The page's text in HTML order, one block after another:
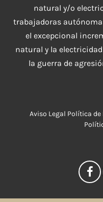
natural y/o
trabajadoras
el excepcional
natural y la
la guerra de
Aviso Legal Política de